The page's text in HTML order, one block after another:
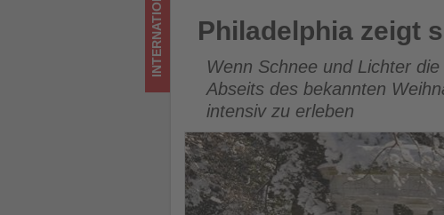
Tourismus
Philadelphia zeigt sich im Winter
INTERNATIONAL Philadelphia zeigt
Wenn Schnee und Lichter
Abseits des bekannten
intensiv zu erleben